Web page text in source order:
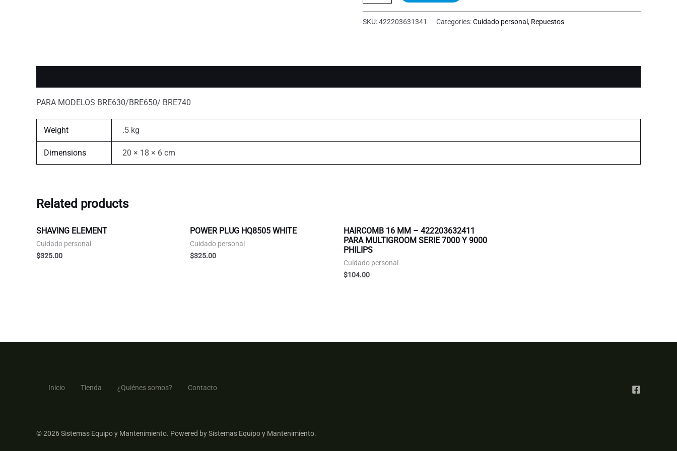
COMB
quantity
SKU:422203631341 Categories:Cuidado personal , Repuestos
PARA MODELOS BRE630/BRE650/ BRE740
Weight .5 kg
Dimensions 20 × 18 × 6 cm
Related products
SHAVING ELEMENT
Cuidado personal
$325.00
POWER PLUG HQ8505 WHITE
Cuidado personal
$325.00
HAIRCOMB 16 MM – 422203632411
PARA MULTIGROOM SERIE 7000 Y 9000
PHILIPS
Cuidado personal
$104.00
Inicio Tienda ¿Quiénes somos? Contacto
© 2026 Sistemas Equipo y Mantenimiento. Powered by Sistemas Equipo y Mantenimiento.